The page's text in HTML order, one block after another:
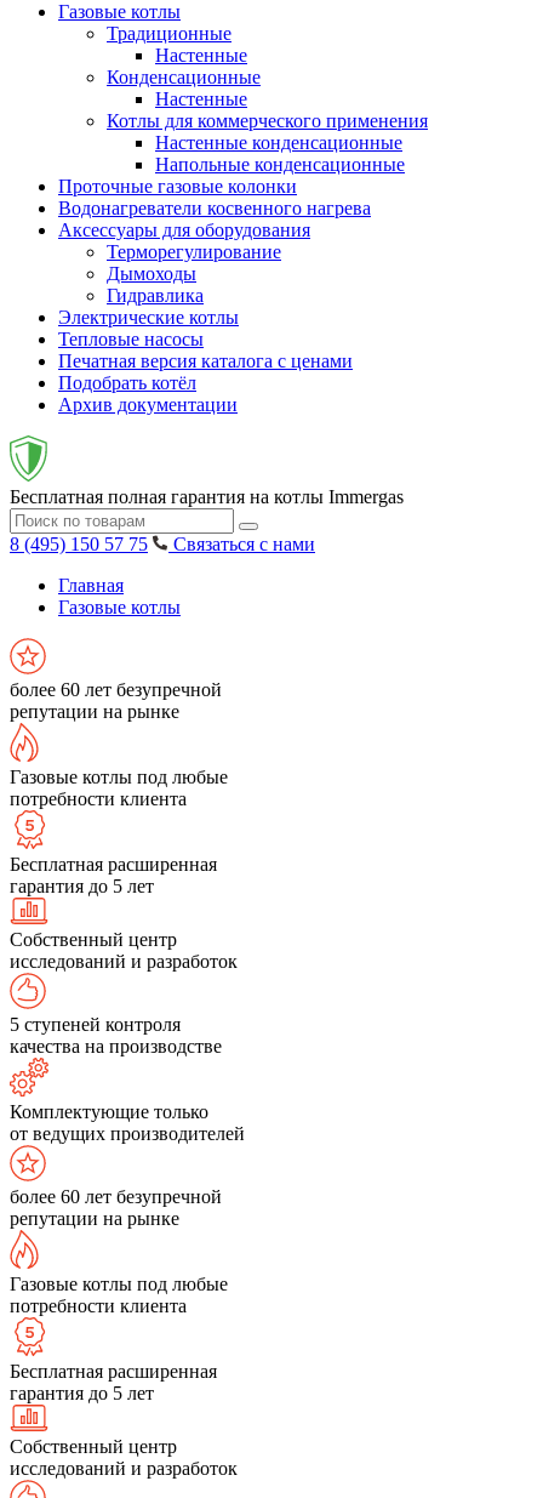
Газовые котлы
Традиционные
Настенные
Конденсационные
Настенные
Котлы для коммерческого применения
Настенные конденсационные
Напольные конденсационные
Проточные газовые колонки
Водонагреватели косвенного нагрева
Аксессуары для оборудования
Терморегулирование
Дымоходы
Гидравлика
Электрические котлы
Тепловые насосы
Печатная версия каталога с ценами
Подобрать котёл
Архив документации
Бесплатная полная гарантия на котлы Immergas
8 (495) 150 57 75
Связаться с нами
Главная
Газовые котлы
более 60 лет безупречной
репутации на рынке
Газовые котлы под любые
потребности клиента
Бесплатная расширенная
гарантия до 5 лет
Собственный центр
исследований и разработок
5 ступеней контроля
качества на производстве
Комплектующие только
от ведущих производителей
более 60 лет безупречной
репутации на рынке
Газовые котлы под любые
потребности клиента
Бесплатная расширенная
гарантия до 5 лет
Собственный центр
исследований и разработок